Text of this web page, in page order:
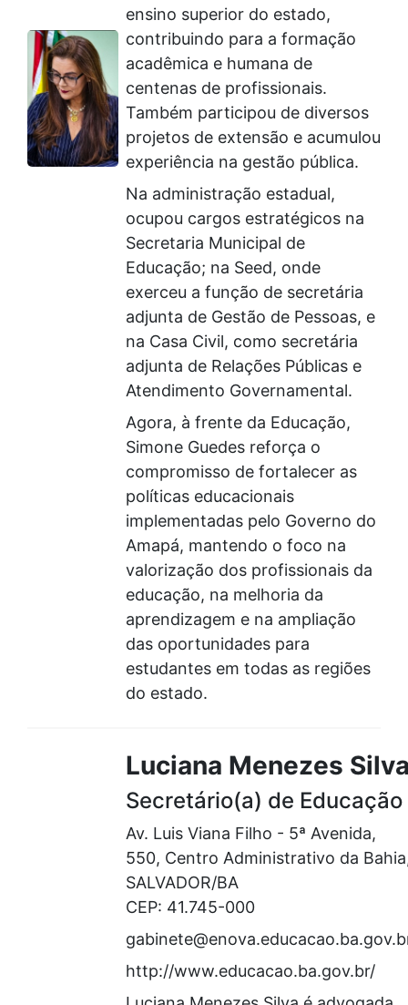
ensino superior do estado,
contribuindo para a formação
acadêmica e humana de
centenas de profissionais.
Também participou de diversos
projetos de extensão e acumulou
experiência na gestão pública.
Na administração estadual,
ocupou cargos estratégicos na
Secretaria Municipal de
Educação; na Seed, onde
exerceu a função de secretária
adjunta de Gestão de Pessoas, e
na Casa Civil, como secretária
adjunta de Relações Públicas e
Atendimento Governamental.
Agora, à frente da Educação,
Simone Guedes reforça o
compromisso de fortalecer as
políticas educacionais
implementadas pelo Governo do
Amapá, mantendo o foco na
valorização dos profissionais da
educação, na melhoria da
aprendizagem e na ampliação
das oportunidades para
estudantes em todas as regiões
do estado.
Luciana Menezes
Secretário(a) de Educação
Av. Luis Viana Filho - 5ª Avenida,
550, Centro Administrativo da
SALVADOR/BA
CEP: 41.745-000
http://www.educacao.ba.gov.br/